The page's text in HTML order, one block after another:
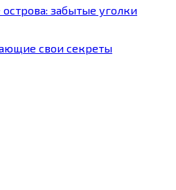
забытые уголки
свои секреты